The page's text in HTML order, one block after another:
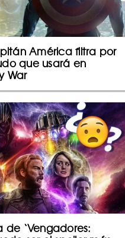
América filtra por
que usará en
War
de ‘Vengadores: